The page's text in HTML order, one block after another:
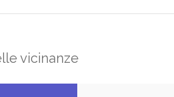
vicinanze